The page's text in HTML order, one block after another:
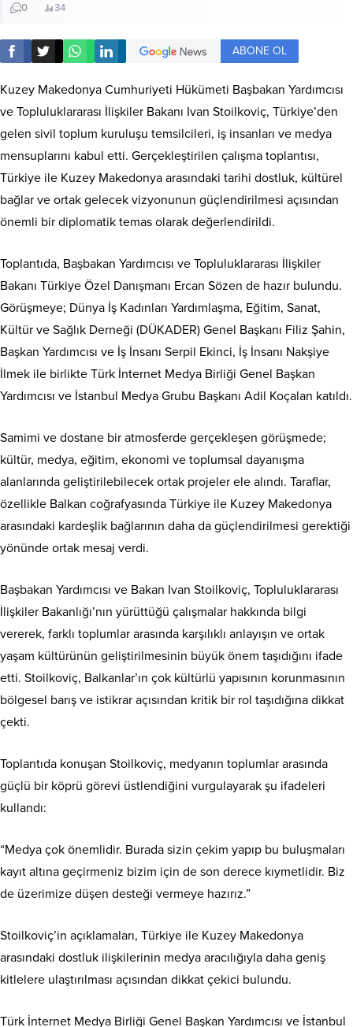
0 34
ABONE OL
Kuzey Makedonya Cumhuriyeti Hükümeti Başbakan Yardımcısı
ve Topluluklararası İlişkiler Bakanı Ivan Stoilkoviç, Türkiye’den
gelen sivil toplum kuruluşu temsilcileri, iş insanları ve medya
mensuplarını kabul etti. Gerçekleştirilen çalışma toplantısı,
Türkiye ile Kuzey Makedonya arasındaki tarihi dostluk, kültürel
bağlar ve ortak gelecek vizyonunun güçlendirilmesi açısından
önemli bir diplomatik temas olarak değerlendirildi.
Toplantıda, Başbakan Yardımcısı ve Topluluklararası İlişkiler
Bakanı Türkiye Özel Danışmanı Ercan Sözen de hazır bulundu.
Görüşmeye; Dünya İş Kadınları Yardımlaşma, Eğitim, Sanat,
Kültür ve Sağlık Derneği (DÜKADER) Genel Başkanı Filiz Şahin,
Başkan Yardımcısı ve İş İnsanı Serpil Ekinci, İş İnsanı Nakşiye
İlmek ile birlikte Türk İnternet Medya Birliği Genel Başkan
Yardımcısı ve İstanbul Medya Grubu Başkanı Adil Koçalan katıldı.
Samimi ve dostane bir atmosferde gerçekleşen görüşmede;
kültür, medya, eğitim, ekonomi ve toplumsal dayanışma
alanlarında geliştirilebilecek ortak projeler ele alındı. Taraflar,
özellikle Balkan coğrafyasında Türkiye ile Kuzey Makedonya
arasındaki kardeşlik bağlarının daha da güçlendirilmesi gerektiği
yönünde ortak mesaj verdi.
Başbakan Yardımcısı ve Bakan Ivan Stoilkoviç, Topluluklararası
İlişkiler Bakanlığı’nın yürüttüğü çalışmalar hakkında bilgi
vererek, farklı toplumlar arasında karşılıklı anlayışın ve ortak
yaşam kültürünün geliştirilmesinin büyük önem taşıdığını ifade
etti. Stoilkoviç, Balkanlar’ın çok kültürlü yapısının korunmasının
bölgesel barış ve istikrar açısından kritik bir rol taşıdığına dikkat
çekti.
Toplantıda konuşan Stoilkoviç, medyanın toplumlar arasında
güçlü bir köprü görevi üstlendiğini vurgulayarak şu ifadeleri
kullandı:
“Medya çok önemlidir. Burada sizin çekim yapıp bu buluşmaları
kayıt altına geçirmeniz bizim için de son derece kıymetlidir. Biz
de üzerimize düşen desteği vermeye hazırız.”
Stoilkoviç’in açıklamaları, Türkiye ile Kuzey Makedonya
arasındaki dostluk ilişkilerinin medya aracılığıyla daha geniş
kitlelere ulaştırılması açısından dikkat çekici bulundu.
Türk İnternet Medya Birliği Genel Başkan Yardımcısı ve İstanbul